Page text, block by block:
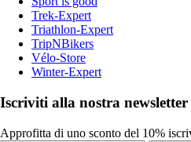
Trek-Expert
Triathlon-Expert
TripNBikers
Vélo-Store
Winter-Expert
Iscriviti alla nostra newsletter
Approfitta di uno sconto del 10%